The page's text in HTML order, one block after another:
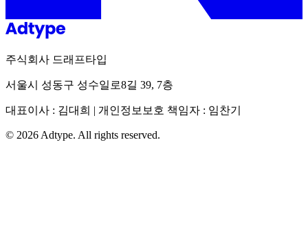
주식회사 드래프타입
서울시 성동구 성수일로8길 39, 7층
대표이사 : 김대희 | 개인정보보호 책임자 : 임찬기
© 2026 Adtype. All rights reserved.